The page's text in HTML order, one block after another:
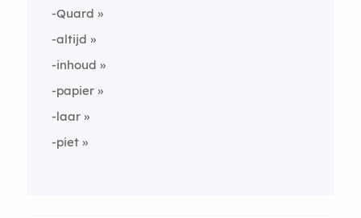
-Quard
-altijd
-inhoud
-papier
-laar
-piet